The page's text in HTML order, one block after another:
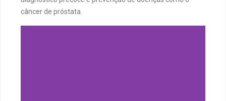
câncer de próstata.